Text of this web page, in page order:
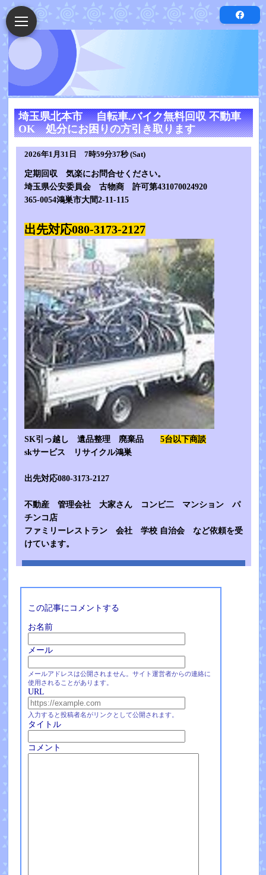
埼玉県北本市 自転車.バイク無料回収 不動車
OK 処分にお困りの方引き取ります
2026年1月31日 7時59分37秒 (Sat)
定期回収 気楽にお問合せください。
埼玉県公安委員会 古物商 許可第431070024920
365-0054鴻巣市大間2-11-115
出先対応080-3173-2127
SK引っ越し 遺品整理 廃棄品 5台以下商談
skサービス リサイクル鴻巣
出先対応080-3173-2127
不動産 管理会社 大家さん コンビ二 マンション パ
チンコ店
ファミリーレストラン 会社 学校 自治会 など依頼を受
けています。
この記事にコメントする
お名前
メール
メールアドレスは公開されません。サイト運営者からの連絡に
使用されることがあります。
URL
入力すると投稿者名がリンクとして公開されます。
タイトル
コメント